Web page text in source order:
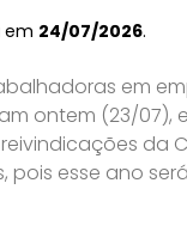
em 24/07/2026.
em
ontem (23/07),
da
pois esse ano